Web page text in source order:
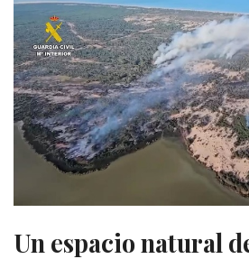
Un espacio natural